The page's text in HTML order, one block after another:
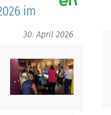
im
30. April 2026